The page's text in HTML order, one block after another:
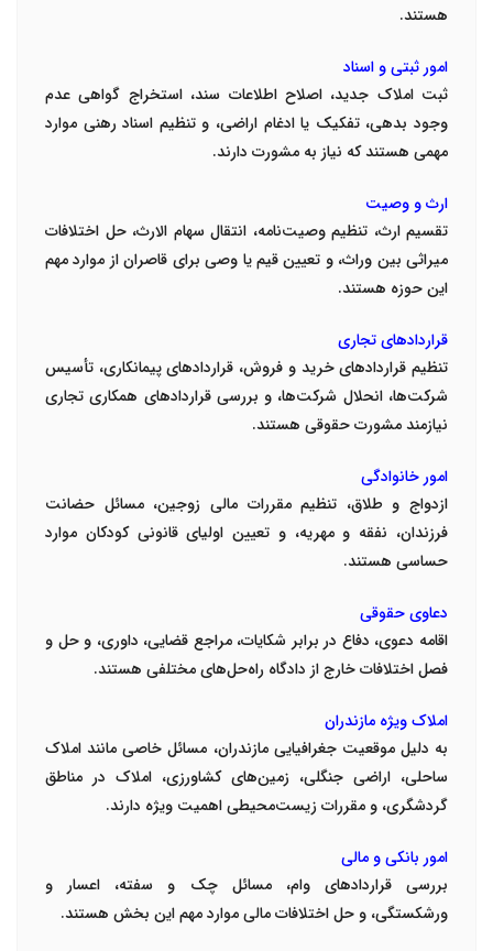
هستند.
امور ثبتی و اسناد
ثبت املاک جدید، اصلاح اطلاعات سند، استخراج گواهی عدم
وجود بدهی، تفکیک یا ادغام اراضی، و تنظیم اسناد رهنی موارد
مهمی هستند که نیاز به مشورت دارند.
ارث و وصیت
تقسیم ارث، تنظیم وصیت‌نامه، انتقال سهام الارث، حل اختلافات
میراثی بین وراث، و تعیین قیم یا وصی برای قاصران از موارد مهم
این حوزه هستند.
قراردادهای تجاری
تنظیم قراردادهای خرید و فروش، قراردادهای پیمانکاری، تأسیس
شرکت‌ها، انحلال شرکت‌ها، و بررسی قراردادهای همکاری تجاری
نیازمند مشورت حقوقی هستند.
امور خانوادگی
ازدواج و طلاق، تنظیم مقررات مالی زوجین، مسائل حضانت
فرزندان، نفقه و مهریه، و تعیین اولیای قانونی کودکان موارد
حساسی هستند.
دعاوی حقوقی
اقامه دعوی، دفاع در برابر شکایات، مراجع قضایی، داوری، و حل و
فصل اختلافات خارج از دادگاه راه‌حل‌های مختلفی هستند.
املاک ویژه مازندران
به دلیل موقعیت جغرافیایی مازندران، مسائل خاصی مانند املاک
ساحلی، اراضی جنگلی، زمین‌های کشاورزی، املاک در مناطق
گردشگری، و مقررات زیست‌محیطی اهمیت ویژه دارند.
امور بانکی و مالی
بررسی قراردادهای وام، مسائل چک و سفته، اعسار و
ورشکستگی، و حل اختلافات مالی موارد مهم این بخش هستند.